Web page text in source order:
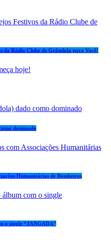
da Rádio Clube de Grândola para Você!
dominado
Humanitárias de Bombeiros
o single “JANGADA”